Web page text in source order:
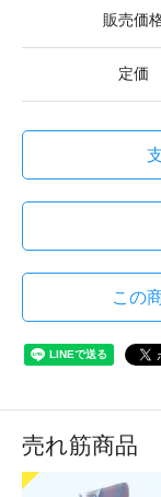
販売価
定価
この
売れ筋商品